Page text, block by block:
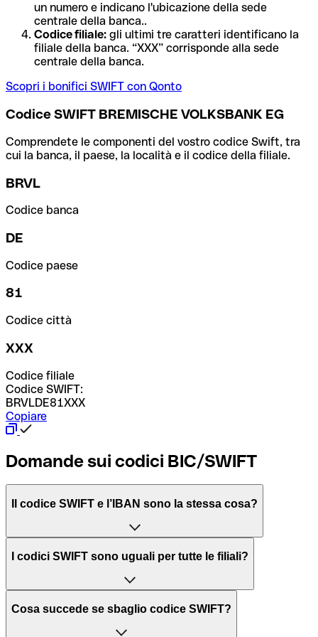
un numero e indicano l'ubicazione della sede
centrale della banca..
Codice filiale: gli ultimi tre caratteri identificano la
filiale della banca. “XXX” corrisponde alla sede
centrale della banca.
Scopri i bonifici SWIFT con Qonto
Codice SWIFT BREMISCHE VOLKSBANK EG
Comprendete le componenti del vostro codice Swift, tra
cui la banca, il paese, la località e il codice della filiale.
BRVL
Codice banca
DE
Codice paese
81
Codice città
XXX
Codice filiale
Codice SWIFT:
BRVLDE81XXX
Copiare
Domande sui codici BIC/SWIFT
Il codice SWIFT e l’IBAN sono la stessa cosa?
L'acronimo SWIFT sta per “Society for Worldwide
per l’elaborazione dei pagamenti tra diversi Paesi.
Il BIC, invece, sta per “Bank Identifier Code” ed è una
I codici SWIFT sono uguali per tutte le filiali?
Dipende dalle banche. In alcuni casi le banche utilizzano
Cosa succede se sbaglio codice SWIFT?